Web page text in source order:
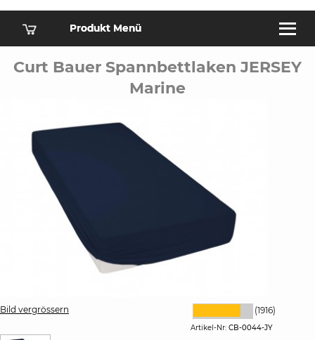
Produkt Menü
Curt Bauer Spannbettlaken JERSEY
Marine
Bild vergrössern (1916)
Artikel-Nr: CB-0044-JY